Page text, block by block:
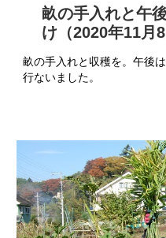
畝の手入れと午
け（2020年11月8
畝の手入れと収穫を。午後
行ないました。